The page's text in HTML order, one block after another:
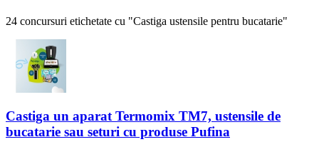
24 concursuri etichetate cu "Castiga ustensile pentru bucatarie"
Castiga un aparat Termomix TM7, ustensile de
bucatarie sau seturi cu produse Pufina